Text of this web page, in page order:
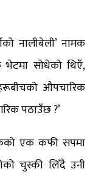
नालीबेली’ नामक
सोधेको थिएँ,
औपचारिक
पठाउँछ ?’
एक कफी सपमा
चुस्की लिँदै उनी